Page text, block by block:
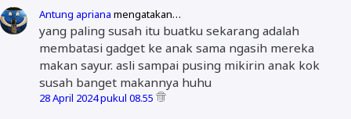
Antung apriana mengatakan…
yang paling susah itu buatku sekarang adalah
membatasi gadget ke anak sama ngasih mereka
makan sayur. asli sampai pusing mikirin anak kok
susah banget makannya huhu
28 April 2024 pukul 08.55